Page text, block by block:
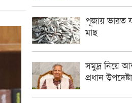
পূজায় ভারত
মাছ
সমুদ্র নিয়ে
প্রধান উপদেষ্টা